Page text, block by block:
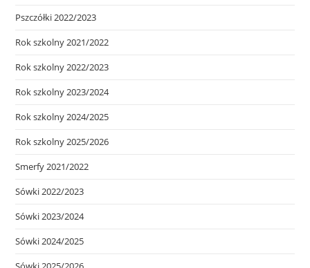
Pszczółki 2022/2023
Rok szkolny 2021/2022
Rok szkolny 2022/2023
Rok szkolny 2023/2024
Rok szkolny 2024/2025
Rok szkolny 2025/2026
Smerfy 2021/2022
Sówki 2022/2023
Sówki 2023/2024
Sówki 2024/2025